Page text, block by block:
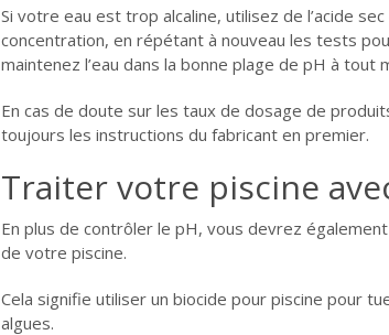
Si votre eau est trop alcaline, utilisez de l’acide
concentration, en répétant à nouveau les tests
maintenez l’eau dans la bonne plage de pH à tout
En cas de doute sur les taux de dosage de
toujours les instructions du fabricant en premier.
Traiter votre piscine
En plus de contrôler le pH, vous devrez
de votre piscine.
Cela signifie utiliser un biocide pour piscine pour
algues.